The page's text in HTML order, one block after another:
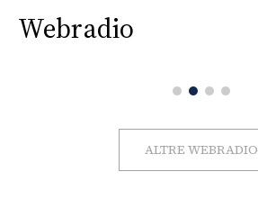
Webradio
ALTRE WEBRADIO